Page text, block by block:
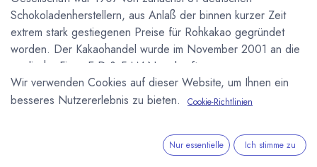
Schokoladenherstellern, aus Anlaß der binnen kurzer Zeit
extrem stark gestiegenen Preise für Rohkakao gegründet
worden. Der Kakaohandel wurde im November 2001 an die
englische Firma E D & F MAN verkauft.
Newsletter
Abonnieren
Wir verwenden Cookies auf dieser Website, um Ihnen ein
besseres Nutzererlebnis zu bieten.
Cookie-Richtlinien
Nur essentielle Ich stimme zu